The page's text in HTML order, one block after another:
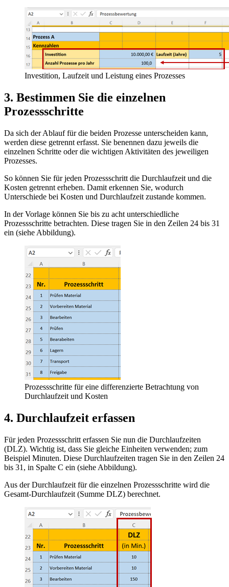
Investition, Laufzeit und Leistung eines Prozesses
3. Bestimmen Sie die einzelnen
Prozessschritte
Da sich der Ablauf für die beiden Prozesse unterscheiden kann,
werden diese getrennt erfasst. Sie benennen dazu jeweils die
einzelnen Schritte oder die wichtigen Aktivitäten des jeweiligen
Prozesses.
So können Sie für jeden Prozessschritt die Durchlaufzeit und die
Kosten getrennt erheben. Damit erkennen Sie, wodurch
Unterschiede bei Kosten und Durchlaufzeit zustande kommen.
In der Vorlage können Sie bis zu acht unterschiedliche
Prozessschritte betrachten. Diese tragen Sie in den Zeilen 24 bis 31
ein (siehe Abbildung).
Prozessschritte für eine differenzierte Betrachtung von
Durchlaufzeit und Kosten
4. Durchlaufzeit erfassen
Für jeden Prozessschritt erfassen Sie nun die Durchlaufzeiten
(DLZ). Wichtig ist, dass Sie gleiche Einheiten verwenden; zum
Beispiel Minuten. Diese Durchlaufzeiten tragen Sie in den Zeilen 24
bis 31, in Spalte C ein (siehe Abbildung).
Aus der Durchlaufzeit für die einzelnen Prozessschritte wird die
Gesamt-Durchlaufzeit (Summe DLZ) berechnet.